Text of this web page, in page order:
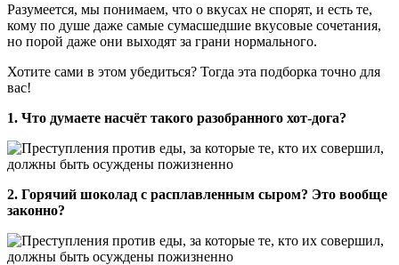
Разумеется, мы понимаем, что о вкусах не спорят, и есть те,
кому по душе даже самые сумасшедшие вкусовые сочетания,
но порой даже они выходят за грани нормального.
Хотите сами в этом убедиться? Тогда эта подборка точно для
вас!
1. Что думаете насчёт такого разобранного хот-дога?
2. Горячий шоколад с расплавленным сыром? Это вообще
законно?